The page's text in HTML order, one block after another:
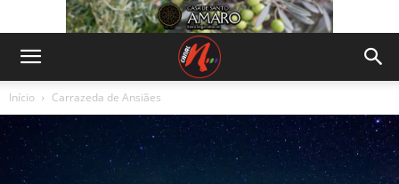
Início Carrazeda de Ansiães